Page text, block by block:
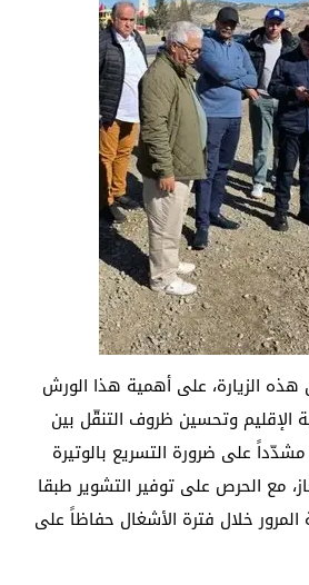
هذه الزيارة، على أهمية هذا الورش
الإقليم وتحسين ظروف التنقّل بين
على ضرورة التسريع بالوتيرة
مع الحرص على توفير التشوير طبقا
المرور خلال فترة الأشغال حفاظاً على